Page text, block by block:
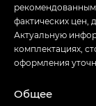
фактических цен,
Актуальную
комплектациях,
оформления
Общее